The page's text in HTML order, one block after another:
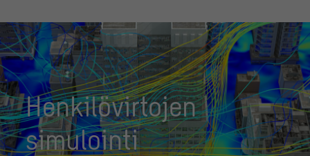
Henkilövirtojen
simulointi